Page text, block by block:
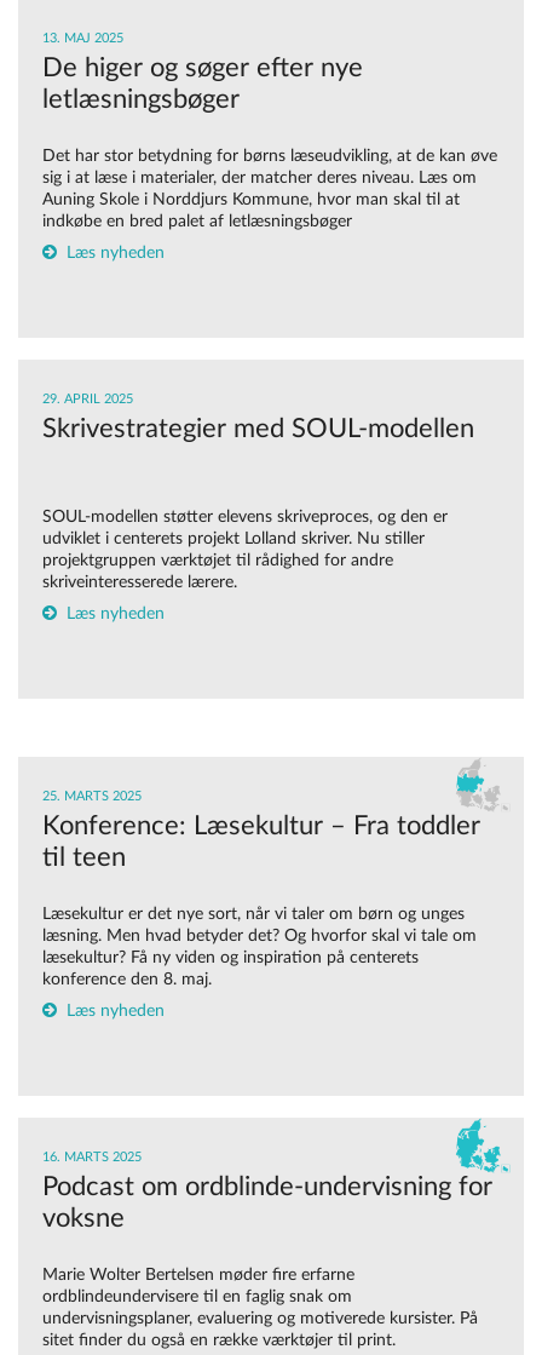
13. MAJ 2025
De higer og søger efter nye
letlæsningsbøger
Det har stor betydning for børns læseudvikling, at de kan øve
sig i at læse i materialer, der matcher deres niveau. Læs om
Auning Skole i Norddjurs Kommune, hvor man skal til at
indkøbe en bred palet af letlæsningsbøger
Læs nyheden
29. APRIL 2025
Skrivestrategier med SOUL-modellen
SOUL-modellen støtter elevens skriveproces, og den er
udviklet i centerets projekt Lolland skriver. Nu stiller
projektgruppen værktøjet til rådighed for andre
skriveinteresserede lærere.
Læs nyheden
25. MARTS 2025
Konference: Læsekultur – Fra toddler
til teen
Læsekultur er det nye sort, når vi taler om børn og unges
læsning. Men hvad betyder det? Og hvorfor skal vi tale om
læsekultur? Få ny viden og inspiration på centerets
konference den 8. maj.
Læs nyheden
16. MARTS 2025
Podcast om ordblinde-undervisning for
voksne
Marie Wolter Bertelsen møder fire erfarne
ordblindeundervisere til en faglig snak om
undervisningsplaner, evaluering og motiverede kursister. På
sitet finder du også en række værktøjer til print.